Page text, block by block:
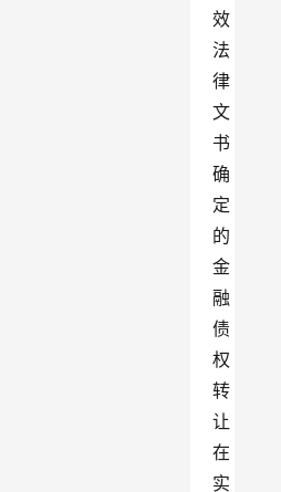
效
法
律
文
书
确
定
的
金
融
债
权
转
让
在
实